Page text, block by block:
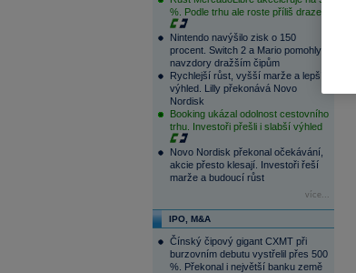
%. Podle trhu ale roste příliš draze
Nintendo navýšilo zisk o 150
procent. Switch 2 a Mario pomohly
navzdory dražším čipům
Rychlejší růst, vyšší marže a lepší
výhled. Lilly překonává Novo
Nordisk
Booking ukázal odolnost cestovního
trhu. Investoři přešli i slabší výhled
Novo Nordisk překonal očekávání,
akcie přesto klesají. Investoři řeší
marže a budoucí růst
více...
IPO, M&A
Čínský čipový gigant CXMT při
burzovním debutu vystřelil přes 500
%. Překonal i největší banku země